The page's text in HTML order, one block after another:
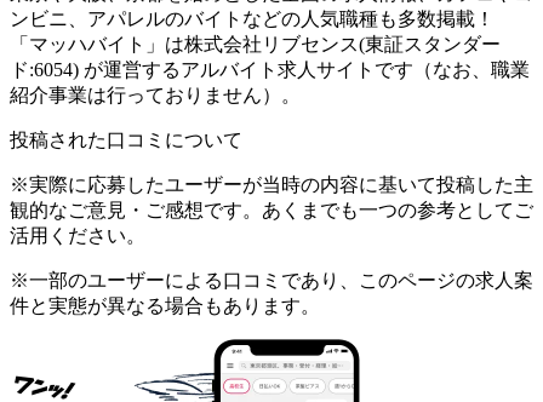
ンビニ、アパレルのバイトなどの人気職種も多数掲載！
「マッハバイト」は株式会社リブセンス(東証スタンダー
ド:6054) が運営するアルバイト求人サイトです（なお、職業
紹介事業は行っておりません）。
投稿された口コミについて
※実際に応募したユーザーが当時の内容に基いて投稿した主
観的なご意見・ご感想です。あくまでも一つの参考としてご
活用ください。
※一部のユーザーによる口コミであり、このページの求人案
件と実態が異なる場合もあります。